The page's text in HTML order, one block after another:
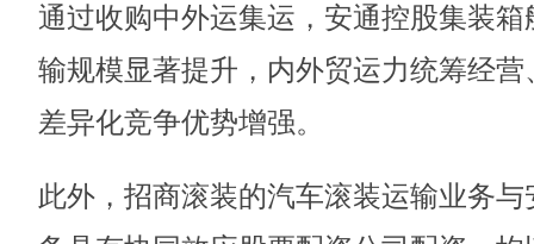
通过收购中外运集运，安通控股集装
输规模显著提升，内外贸运力统筹经
差异化竞争优势增强。
此外，招商滚装的汽车滚装运输业务